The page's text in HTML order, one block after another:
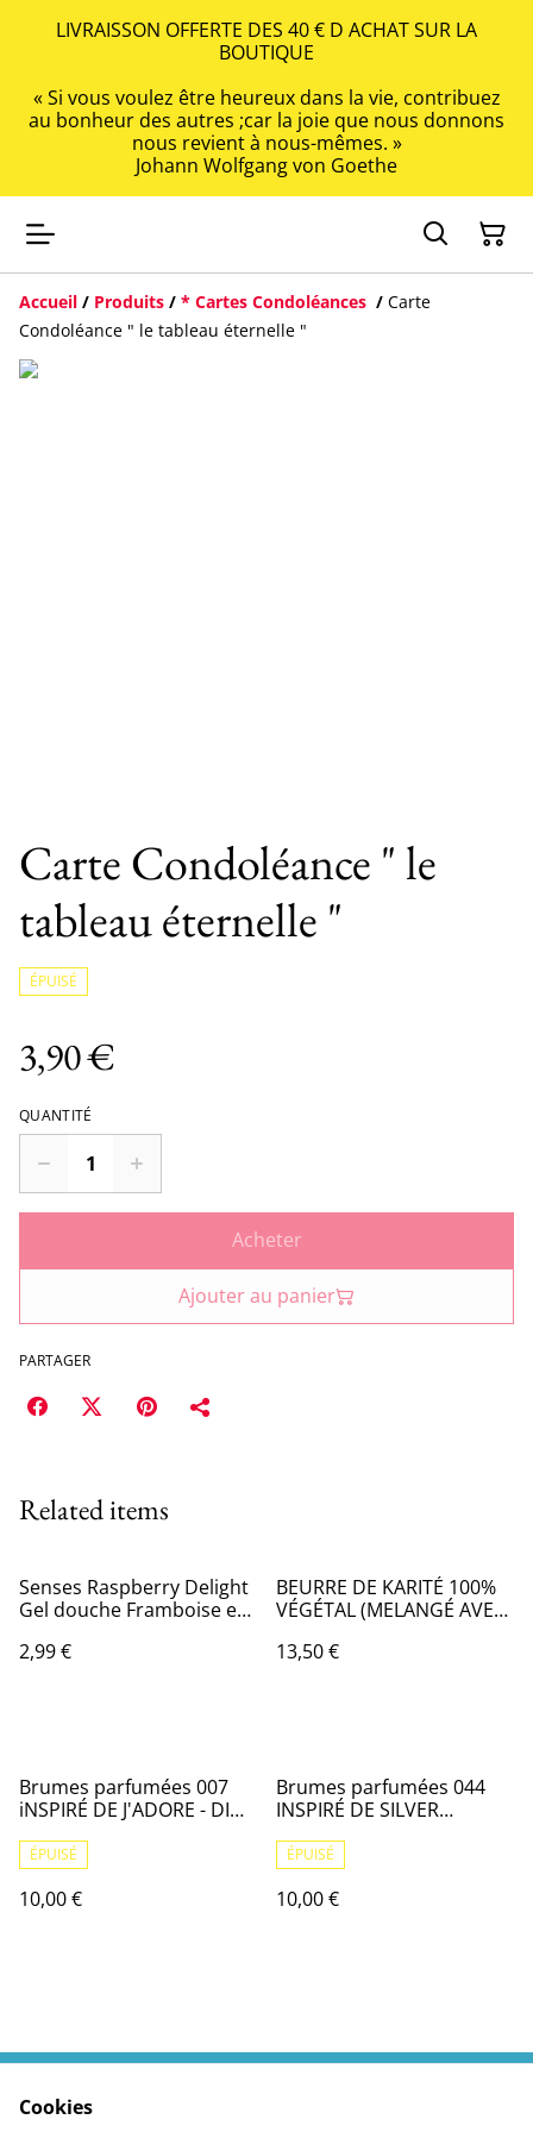
LIVRAISSON OFFERTE DES 40 € D ACHAT SUR LA
BOUTIQUE
« Si vous voulez être heureux dans la vie, contribuez
au bonheur des autres ;car la joie que nous donnons
nous revient à nous-mêmes. »
Johann Wolfgang von Goethe
Accueil / Produits / * Cartes Condoléances / Carte
Condoléance " le tableau éternelle "
Carte Condoléance " le
tableau éternelle "
ÉPUISÉ
3,90 €
QUANTITÉ
Acheter
Ajouter au panier
PARTAGER
Related items
Senses Raspberry Delight
Gel douche Framboise et
2,99 €
BEURRE DE KARITÉ 100%
VÉGÉTAL (MELANGÉ AVEC
150 ML
13,50 €
Brumes parfumées 007
iNSPIRÉ DE J'ADORE - DIOR
ÉPUISÉ
10,00 €
Brumes parfumées 044
INSPIRÉ DE SILVER
ÉPUISÉ
10,00 €
Cookies